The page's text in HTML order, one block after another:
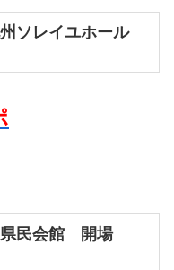
ソレイユホール
県民会館 開場